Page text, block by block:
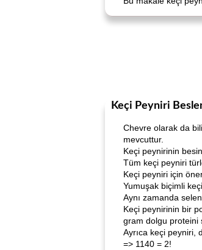
Keçi Peyniri
Chevre olarak da
mevcuttur.
Keçi peynirinin
Tüm keçi peyniri
Keçi peyniri için
Yumuşak biçimli
Aynı zamanda
Keçi peynirinin bir
gram dolgu proteini
Ayrıca keçi peyniri,
=> 1140 = 2!